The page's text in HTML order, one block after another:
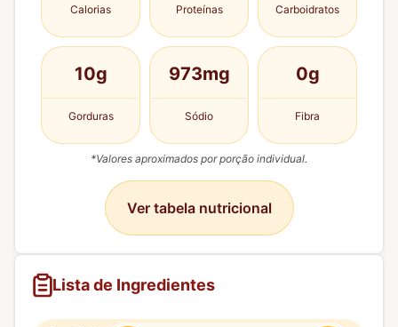
Calorias Proteínas Carboidratos
10g
Gorduras
973mg
Sódio
0g
Fibra
*Valores aproximados por porção individual.
Ver tabela nutricional
Lista de Ingredientes